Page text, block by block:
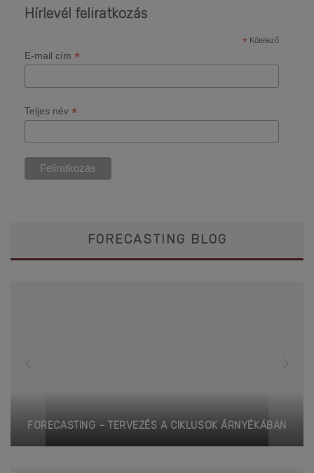
Hírlevél feliratkozás
* Kötelező
E-mail cím *
Teljes név *
FORECASTING BLOG
FORECASTING – TERVEZÉS A CIKLUSOK ÁRNYÉKÁBAN